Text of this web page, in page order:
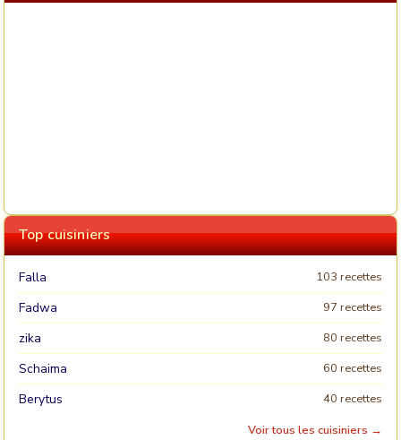
Top cuisiniers
Falla 103 recettes
Fadwa 97 recettes
zika 80 recettes
Schaima 60 recettes
Berytus
40 recettes
Voir tous les cuisiniers →